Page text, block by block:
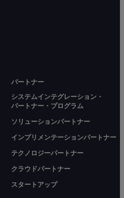
パートナー
システムインテグレーション・
パートナー・プログラム
ソリューションパートナー
インプリメンテーションパートナー
テクノロジーパートナー
クラウドパートナー
スタートアップ